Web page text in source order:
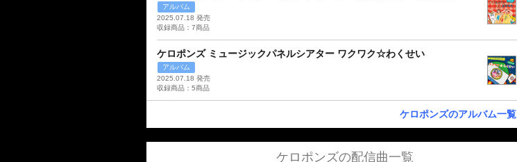
アルバム
2025.07.18 発売
収録商品：7商品
ケロポンズ ミュージックパネルシアター ワクワク☆わくせい
アルバム
2025.07.18 発売
収録商品：5商品
ケロポンズのアルバム一覧
ケロポンズの配信曲一覧